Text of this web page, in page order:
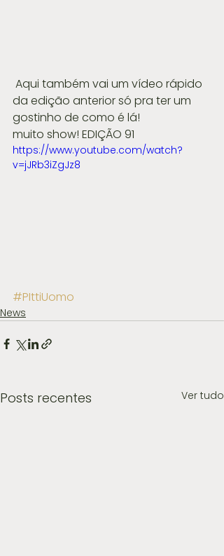
da edição anterior só pra ter um
gostinho de como é lá!
muito show! EDIÇÃO 91
https://www.youtube.com/watch?
v=jJRb3iZgJz8
#PIttiUomo
News
Posts recentes Ver tudo